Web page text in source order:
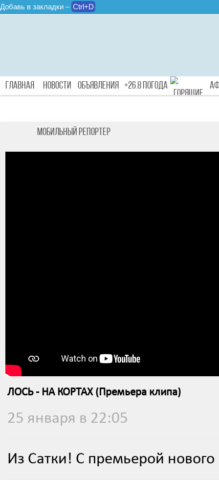
Добавь в закладки – Ctrl+D
Главная Новости Объявления +26.8 Погода
Мобильный репортер
ЛОСЬ - НА КОРТАХ (Премьера клипа)
25 января в 22:05
Из Сатки! С премьерой